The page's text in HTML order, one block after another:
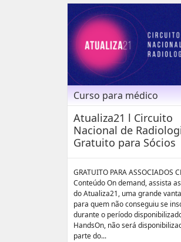
Curso para médico
Atualiza21 l Circuito
Nacional de
Gratuito para Sócios
GRATUITO PARA ASSOCIADOS
Conteúdo On demand, assista
do Atualiza21, uma grande
para quem não conseguiu se
durante o período
HandsOn, não será
parte do...